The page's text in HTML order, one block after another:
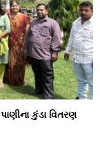
કુંડા વિતરણ